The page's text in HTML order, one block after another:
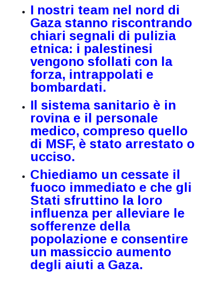
I nostri team nel nord di
Gaza stanno riscontrando
chiari segnali di pulizia
etnica: i palestinesi
vengono sfollati con la
forza, intrappolati e
bombardati.
Il sistema sanitario è in
rovina e il personale
medico, compreso quello
di MSF, è stato arrestato o
ucciso.
Chiediamo un cessate il
fuoco immediato e che gli
Stati sfruttino la loro
influenza per alleviare le
sofferenze della
popolazione e consentire
un massiccio aumento
degli aiuti a Gaza.